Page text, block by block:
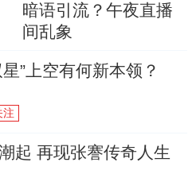
暗语引流？午夜直播
间乱象
星”上空有何新本领？
注
起 再现张謇传奇人生